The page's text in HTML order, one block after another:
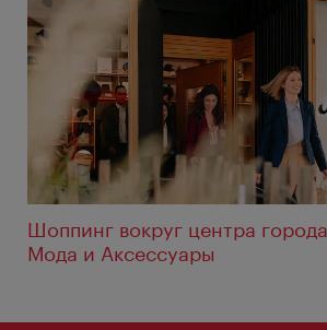
Шоппинг вокруг центра
Мода и Аксессуары